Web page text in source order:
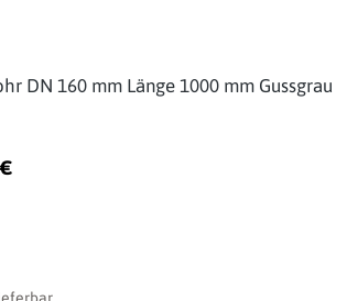
DN 160 mm Länge 1000 mm Gussgrau